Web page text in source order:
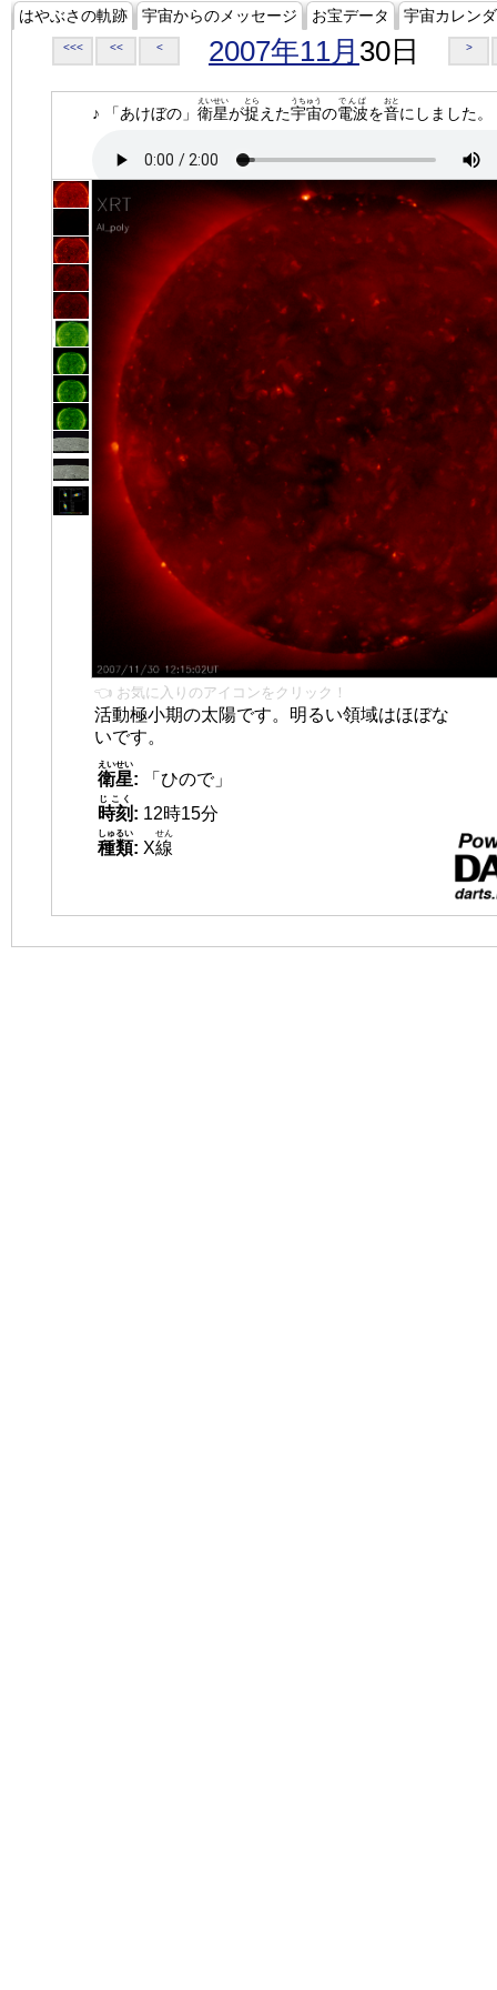
はやぶさの軌跡 宇宙からのメッセージ お宝データ 宇宙カレン
<<< << < 2007年11月 30日 >
♪ 「あけぼの」 衛星
えいせい
が捉
とら
えた宇宙
うちゅう
の電波
でんぱ
を音
おと
にしました。
👈 お気に入りのアイコンをクリック！
活動極小期の太陽です。明るい領域はほぼな
いです。
衛星
えいせい
:
「ひので」
時刻
じこく
: 12時15分
種類
しゅるい
: X線
せん